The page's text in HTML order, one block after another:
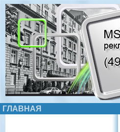
ГЛАВНАЯ